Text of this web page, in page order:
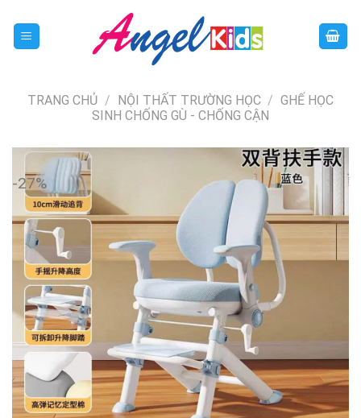
content
TRANG CHỦ / NỘI THẤT TRƯỜNG HỌC / GHẾ HỌC
SINH CHỐNG GÙ - CHỐNG CẬN
-27%